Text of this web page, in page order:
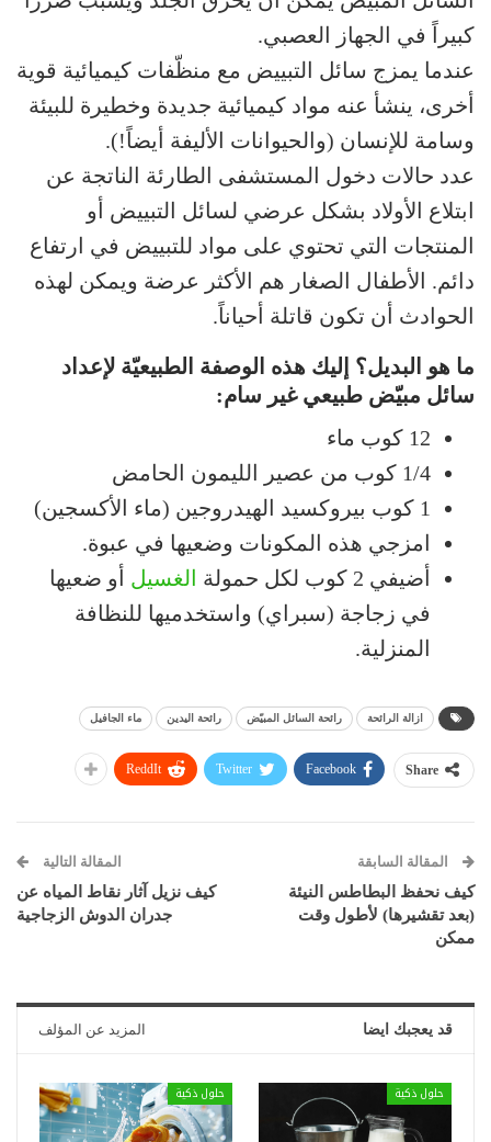
كبيراً في الجهاز العصبي.
عندما يمزج سائل التبييض مع منظّفات كيميائية قوية
أخرى، ينشأ عنه مواد كيميائية جديدة وخطيرة للبيئة
وسامة للإنسان (والحيوانات الأليفة أيضاً!).
عدد حالات دخول المستشفى الطارئة الناتجة عن
ابتلاع الأولاد بشكل عرضي لسائل التبييض أو
المنتجات التي تحتوي على مواد للتبييض في ارتفاع
دائم. الأطفال الصغار هم الأكثر عرضة ويمكن لهذه
الحوادث أن تكون قاتلة أحياناً.
ما هو البديل؟ إليك هذه الوصفة الطبيعيّة لإعداد
سائل مبيّض طبيعي غير سام:
12 كوب ماء
1/4 كوب من عصير الليمون الحامض
1 كوب بيروكسيد الهيدروجين (ماء الأكسجين)
امزجي هذه المكونات وضعيها في عبوة.
أضيفي 2 كوب لكل حمولة
الغسيل أو ضعيها
في زجاجة (سبراي) واستخدميها للنظافة
المنزلية.
ازالة الرائحة رائحة السائل المبيّض رائحة اليدين ماء الجافيل
Share
Facebook
Twitter
ReddIt
المقالة السابقة
كيف نحفظ البطاطس النيئة
(بعد تقشيرها) لأطول وقت
ممكن
المقالة التالية
كيف نزيل آثار نقاط المياه عن
جدران الدوش الزجاجية
قد يعجبك ايضا المزيد عن المؤلف
حلول ذكية حلول ذكية